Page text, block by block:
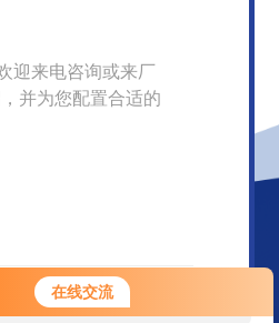
在线交流
好！欢迎前来咨询，很高兴为您
务，请问您要咨询什么问题呢？
迎来电咨询或来厂
并为您配置合适的